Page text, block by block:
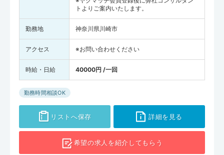
トよりご案内いたします。
勤務地 神奈川県川崎市
アクセス ※お問い合わせください
時給・日給 40000円 /一回
勤務時間相談OK
リストへ保存 詳細を見る
希望の求人を紹介してもらう